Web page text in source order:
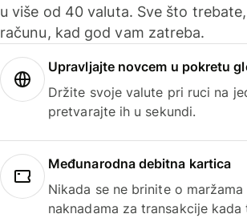
u više od 40 valuta. Sve što
računu, kad god vam zatreba.
Upravljajte novcem u pokretu
Držite svoje valute pri ruci na
pretvarajte ih u sekundi.
Međunarodna debitna kartica
Nikada se ne brinite o
naknadama za transakcije kada